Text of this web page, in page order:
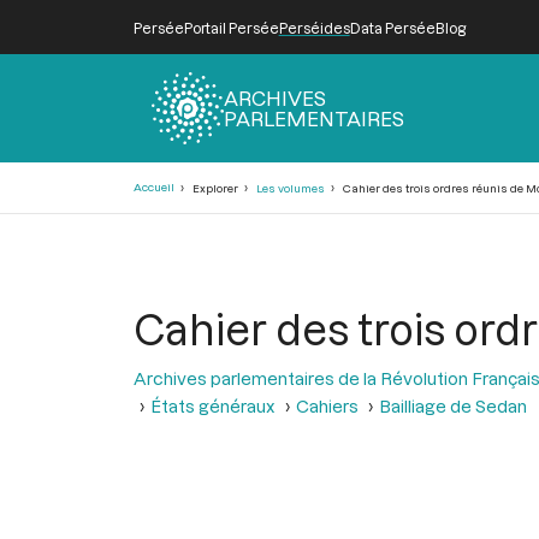
PerséePortail PerséePerséidesData PerséeBlog
ARCHIVES
PARLEMENTAIRES
Accueil Explorer Les volumes Cahier des trois ordres réunis de
Cahier des trois
Archives parlementaires de la Révolution
États généraux
Cahiers Bailliage de Sedan